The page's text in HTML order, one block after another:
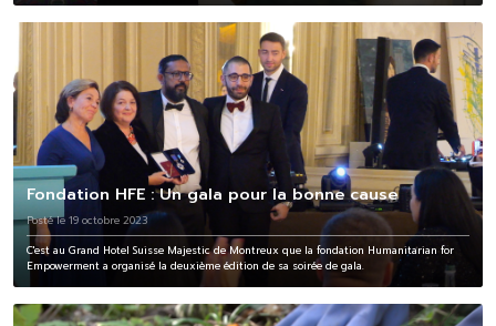
Fondation HFE : Un gala pour la bonne cause
Posté le 19 octobre 2023
C'est au Grand Hotel Suisse Majestic de Montreux que la fondation Humanitarian for
Empowerment a organisé la deuxième édition de sa soirée de gala.